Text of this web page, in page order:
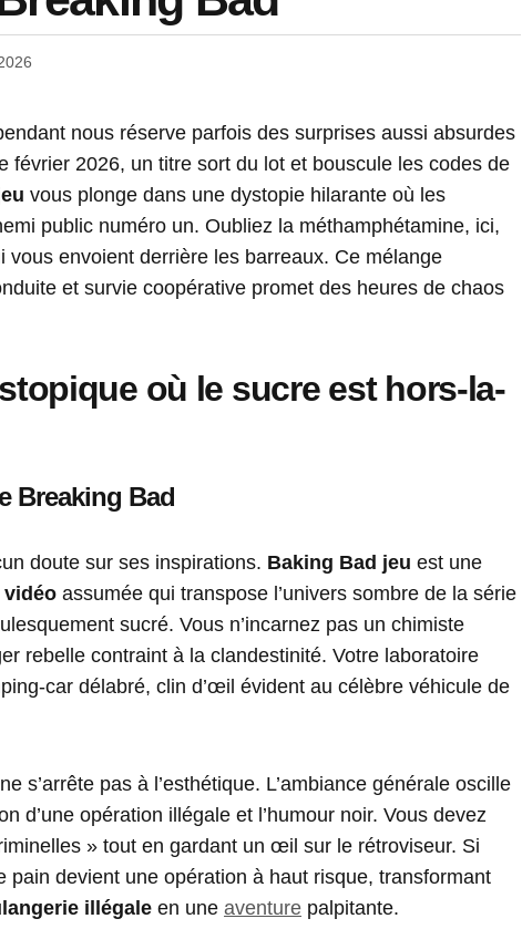
nous réserve parfois des surprises aussi absurdes
février 2026, un titre sort du lot et bouscule les codes de
vous plonge dans une dystopie hilarante où les
public numéro un. Oubliez la méthamphétamine, ici,
vous envoient derrière les barreaux. Ce mélange
et survie coopérative promet des heures de chaos
où le sucre est hors-la-
Breaking Bad
doute sur ses inspirations. Baking Bad jeu est une
vidéo assumée qui transpose l’univers sombre de la série
sucré. Vous n’incarnez pas un chimiste
rebelle contraint à la clandestinité. Votre laboratoire
car délabré, clin d’œil évident au célèbre véhicule de
s’arrête pas à l’esthétique. L’ambiance générale oscille
d’une opération illégale et l’humour noir. Vous devez
» tout en gardant un œil sur le rétroviseur. Si
pain devient une opération à haut risque, transformant
illégale en une aventure palpitante.